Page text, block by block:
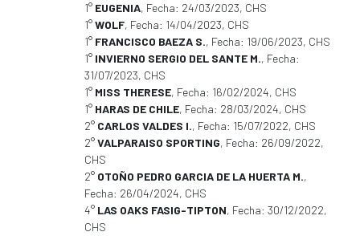
1° EUGENIA, Fecha: 24/03/2023, CHS
1°WOLF, Fecha: 14/04/2023, CHS
1° FRANCISCO BAEZA S., Fecha: 19/06/2023, CHS
1° INVIERNO SERGIO DEL SANTE M., Fecha:
31/07/2023, CHS
1° MISS THERESE, Fecha: 16/02/2024, CHS
1° HARAS DE CHILE, Fecha: 28/03/2024, CHS
2° CARLOS VALDES I., Fecha: 15/07/2022, CHS
2°VALPARAISO SPORTING, Fecha: 26/09/2022,
CHS
2° OTOÑO PEDRO GARCIA DE LA HUERTA M.,
Fecha: 26/04/2024, CHS
4° LAS OAKS FASIG-TIPTON, Fecha: 30/12/2022,
CHS